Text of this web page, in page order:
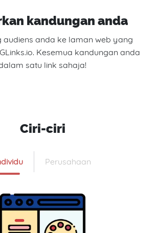
kandungan anda
audiens anda ke laman web yang
Kesemua kandungan anda
satu link sahaja!
Ciri-ciri
Perusahaan